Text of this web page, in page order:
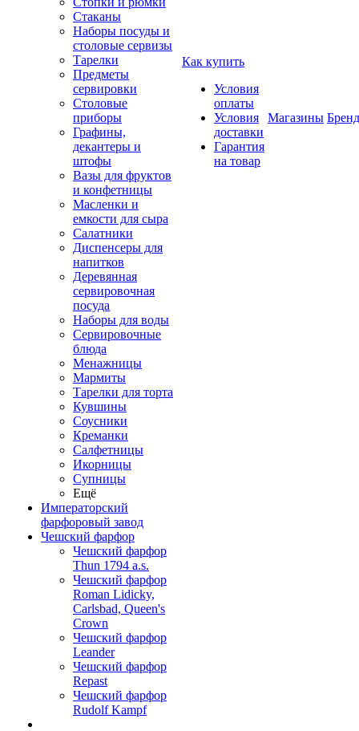
Стаканы
Наборы посуды и
столовые сервизы
Тарелки
Предметы
сервировки
Столовые
приборы
Графины,
декантеры и
штофы
Вазы для фруктов
и конфетницы
Масленки и
емкости для сыра
Салатники
Диспенсеры для
напитков
Деревянная
сервировочная
посуда
Наборы для воды
Сервировочные
блюда
Менажницы
Мармиты
Тарелки для торта
Кувшины
Соусники
Креманки
Салфетницы
Икорницы
Супницы
Ещё
Императорский
фарфоровый завод
Чешский фарфор
Чешский фарфор
Thun 1794 a.s.
Чешский фарфор
Roman Lidicky,
Carlsbad, Queen's
Crown
Чешский фарфор
Leander
Чешский фарфор
Repast
Чешский фарфор
Rudolf Kampf
Как купить
Условия
оплаты
Условия
доставки
Гарантия
на товар
Магазины